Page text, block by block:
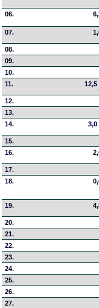
06.
07.
08.
09.
10.
11.
12,5
12.
13.
14.
3,0
15.
16.
17.
18.
19.
20.
21.
22.
23.
24.
25.
26.
27.